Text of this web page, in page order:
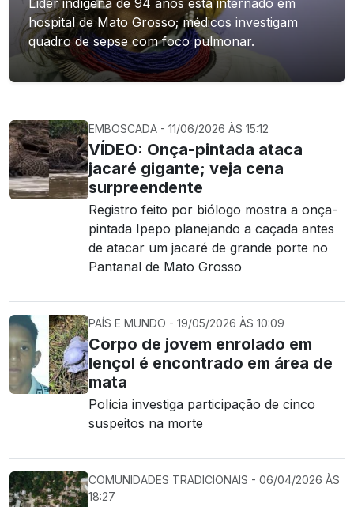
Líder indígena de 94 anos está internado em
hospital de Mato Grosso; médicos investigam
quadro de sepse com foco pulmonar.
EMBOSCADA - 11/06/2026 ÀS 15:12
VÍDEO: Onça-pintada ataca
jacaré gigante; veja cena
surpreendente
Registro feito por biólogo mostra a onça-
pintada Ipepo planejando a caçada antes
de atacar um jacaré de grande porte no
Pantanal de Mato Grosso
PAÍS E MUNDO - 19/05/2026 ÀS 10:09
Corpo de jovem enrolado em
lençol é encontrado em área de
mata
Polícia investiga participação de cinco
suspeitos na morte
COMUNIDADES TRADICIONAIS - 06/04/2026 ÀS
18:27